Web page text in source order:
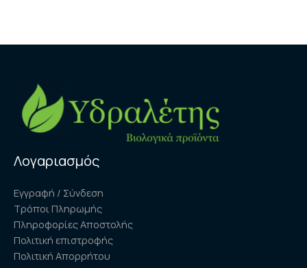
Λογαριασμός
Εγγραφή / Σύνδεση
Τρόποι Πληρωμής
Πληροφορίες Αποστολής
Πολιτική επιστροφής
Πολιτική Απορρήτου